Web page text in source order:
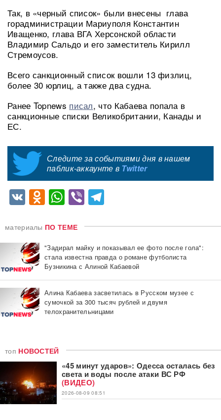
Так, в «черный список» были внесены глава
горадминистрации Мариуполя Константин
Иващенко, глава ВГА Херсонской области
Владимир Сальдо и его заместитель Кирилл
Стремоусов.
Всего санкционный список вошли 13 физлиц,
более 30 юрлиц, а также два судна.
Ранее Topnews писал, что Кабаева попала в
санкционные списки Великобритании, Канады и
ЕС.
Следите за событиями дня в нашем
паблик-аккаунте в Twitter
VKOdnoklassniki
WhatsApp
Viber
материалы ПО ТЕМЕ
"Задирал майку и показывал ее фото после гола":
стала известна правда о романе футболиста
Бузникина с Алиной Кабаевой
Алина Кабаева засветилась в Русском музее с
сумочкой за 300 тысяч рублей и двумя
телохранительницами
топ НОВОСТЕЙ
«45 минут ударов»: Одесса осталась без
света и воды после атаки ВС РФ
(ВИДЕО)
2026-08-09 08:51